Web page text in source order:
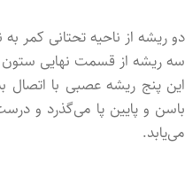
دو ریشه از ناحیه تحتانی کمر
سه ریشه از قسمت نهایی ستون
این پنج ریشه عصبی با
باسن و پایین پا می‌گذرد و
می‌یابد.